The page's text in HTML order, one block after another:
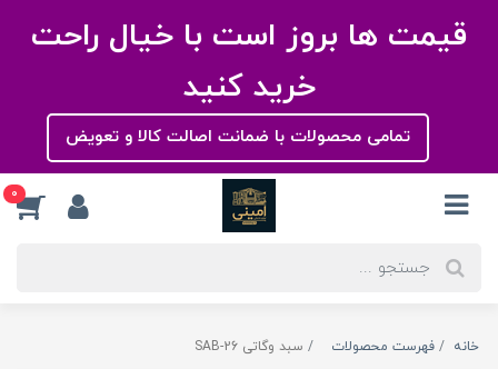
قیمت ها بروز است با خیال راحت
خرید کنید
تمامی محصولات با ضمانت اصالت کالا و تعویض
0
خانه فهرست محصولات سبد وگاتی SAB-26